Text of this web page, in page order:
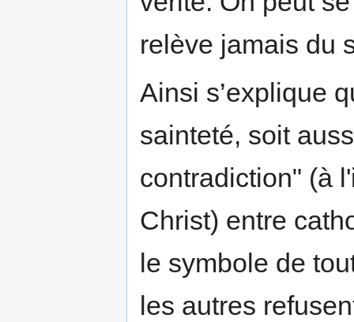
relève jamais du
Ainsi s’explique
sainteté, soit
contradiction" (à
Christ) entre
le symbole de
les autres